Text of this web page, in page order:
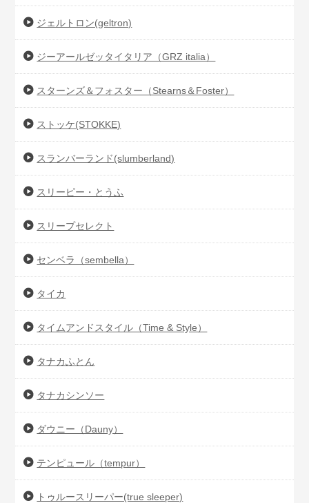
ジェルトロン(geltron)
ジーアールゼッタイタリア（GRZ italia）
スターンズ＆フォスター（Stearns＆Foster）
ストッケ(STOKKE)
スランバーランド(slumberland)
スリーピー・とうふ
スリープセレクト
センベラ（sembella）
タイカ
タイムアンドスタイル（Time & Style）
タナカふとん
タナカシンソー
ダウニー（Dauny）
テンピュール（tempur）
トゥルースリーパー(true sleeper)